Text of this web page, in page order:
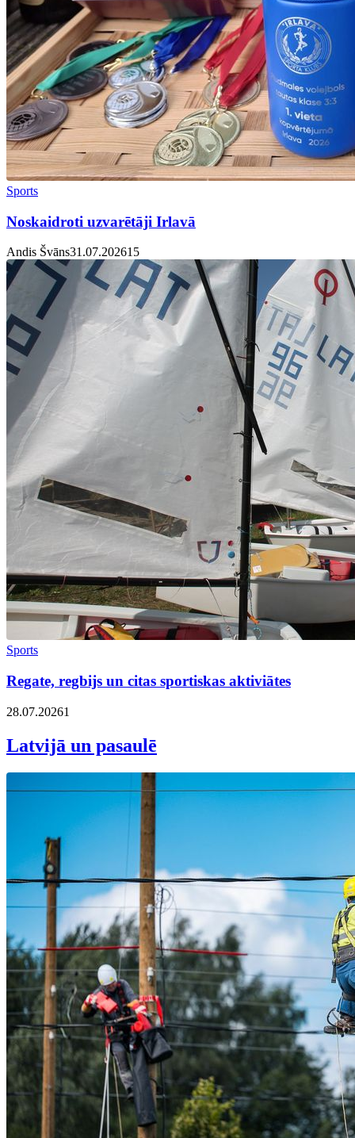
Sports
Noskaidroti uzvarētāji Irlavā
Andis Švāns31.07.202615
Sports
Regate, regbijs un citas sportiskas aktiviātes
28.07.20261
Latvijā un pasaulē